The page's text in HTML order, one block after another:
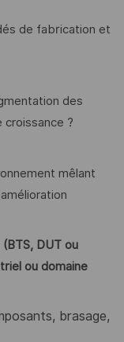
de fabrication et
des
croissance ?
mêlant
DUT ou
ou domaine
brasage,